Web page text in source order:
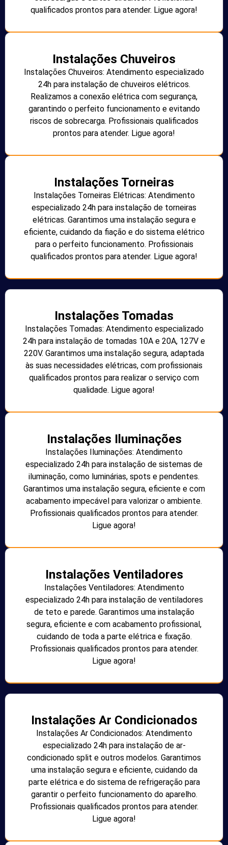
qualificados prontos para atender. Ligue agora!
Instalações Chuveiros
Instalações Chuveiros: Atendimento especializado
24h para instalação de chuveiros elétricos.
Realizamos a conexão elétrica com segurança,
garantindo o perfeito funcionamento e evitando
riscos de sobrecarga. Profissionais qualificados
prontos para atender. Ligue agora!
Instalações Torneiras
Instalações Torneiras Elétricas: Atendimento
especializado 24h para instalação de torneiras
elétricas. Garantimos uma instalação segura e
eficiente, cuidando da fiação e do sistema elétrico
para o perfeito funcionamento. Profissionais
qualificados prontos para atender. Ligue agora!
Instalações Tomadas
Instalações Tomadas: Atendimento especializado
24h para instalação de tomadas 10A e 20A, 127V e
220V. Garantimos uma instalação segura, adaptada
às suas necessidades elétricas, com profissionais
qualificados prontos para realizar o serviço com
qualidade. Ligue agora!
Instalações Iluminações
Instalações Iluminações: Atendimento
especializado 24h para instalação de sistemas de
iluminação, como luminárias, spots e pendentes.
Garantimos uma instalação segura, eficiente e com
acabamento impecável para valorizar o ambiente.
Profissionais qualificados prontos para atender.
Ligue agora!
Instalações Ventiladores
Instalações Ventiladores: Atendimento
especializado 24h para instalação de ventiladores
de teto e parede. Garantimos uma instalação
segura, eficiente e com acabamento profissional,
cuidando de toda a parte elétrica e fixação.
Profissionais qualificados prontos para atender.
Ligue agora!
Instalações Ar Condicionados
Instalações Ar Condicionados: Atendimento
especializado 24h para instalação de ar-
condicionado split e outros modelos. Garantimos
uma instalação segura e eficiente, cuidando da
parte elétrica e do sistema de refrigeração para
garantir o perfeito funcionamento do aparelho.
Profissionais qualificados prontos para atender.
Ligue agora!